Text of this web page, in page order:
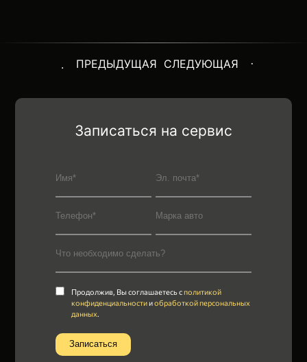
ПРЕДЫДУЩАЯ СЛЕДУЮЩАЯ
Записаться на сервис
Продолжив, Вы соглашаетесь сполитикой
конфиденциальностииобработкой персональных
данных.